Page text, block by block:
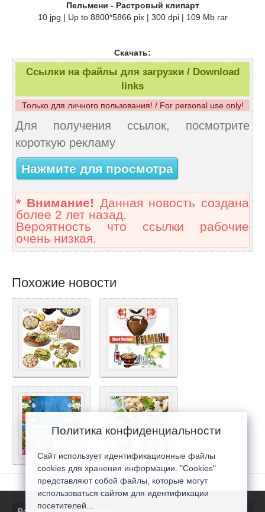
Пельмени - Растровый клипарт
10 jpg | Up to 8800*5866 pix | 300 dpi | 109 Mb rar
Скачать:
Ссылки на файлы для загрузки / Download
links
Только для личного пользования! / For personal use only!
Для получения ссылок, посмотрите
короткую рекламу
Нажмите для просмотра
* Внимание! Данная новость создана
более 2 лет назад.
Вероятность что ссылки рабочие
очень низкая.
Похожие новости
Политика конфиденциальности
Сайт использует идентификационные файлы
cookies для хранения информации. "Cookies"
представляют собой файлы, которые могут
использоваться сайтом для идентификации
посетителей...